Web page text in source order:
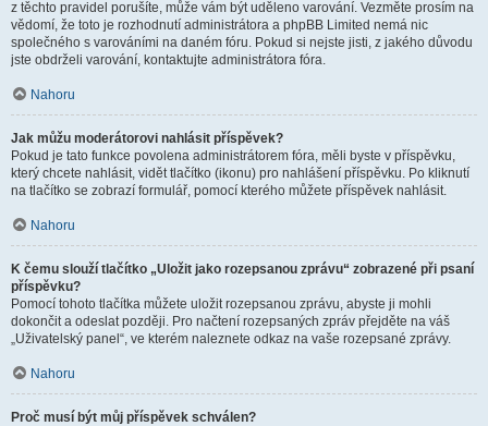
z těchto pravidel porušíte, může vám být uděleno varování. Vezměte prosím na
vědomí, že toto je rozhodnutí administrátora a phpBB Limited nemá nic
společného s varováními na daném fóru. Pokud si nejste jisti, z jakého důvodu
jste obdrželi varování, kontaktujte administrátora fóra.
Nahoru
Jak můžu moderátorovi nahlásit příspěvek?
Pokud je tato funkce povolena administrátorem fóra, měli byste v příspěvku,
který chcete nahlásit, vidět tlačítko (ikonu) pro nahlášení příspěvku. Po kliknutí
na tlačítko se zobrazí formulář, pomocí kterého můžete příspěvek nahlásit.
Nahoru
K čemu slouží tlačítko „Uložit jako rozepsanou zprávu“ zobrazené při psaní
příspěvku?
Pomocí tohoto tlačítka můžete uložit rozepsanou zprávu, abyste ji mohli
dokončit a odeslat později. Pro načtení rozepsaných zpráv přejděte na váš
„Uživatelský panel“, ve kterém naleznete odkaz na vaše rozepsané zprávy.
Nahoru
Proč musí být můj příspěvek schválen?